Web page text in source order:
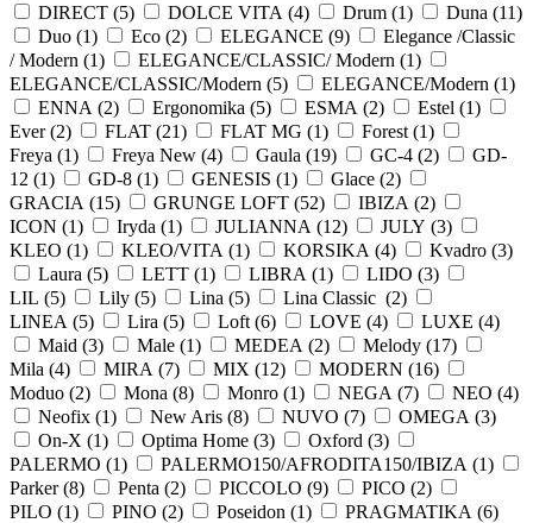
DIRECT (5) DOLCE VITA (4) Drum (1) Duna (11)
Duo (1) Eco (2) ELEGANCE (9)
Elegance /Classic
/ Modern (1) ELEGANCE/CLASSIC/ Modern (1)
ELEGANCE/CLASSIC/Modern (5) ELEGANCE/Modern (1)
ENNA (2) Ergonomika (5) ESMA (2) Estel (1)
Ever (2) FLAT (21) FLAT MG (1) Forest (1)
Freya (1) Freya New (4) Gaula (19) GC-4 (2)
GD-
12 (1) GD-8 (1) GENESIS (1) Glace (2)
GRACIA (15) GRUNGE LOFT (52) IBIZA (2)
ICON (1) Iryda (1) JULIANNA (12) JULY (3)
KLEO (1) KLEO/VITA (1) KORSIKA (4) Kvadro (3)
Laura (5) LETT (1) LIBRA (1) LIDO (3)
LIL (5) Lily (5) Lina (5) Lina Classic (2)
LINEA (5) Lira (5) Loft (6) LOVE (4) LUXE (4)
Maid (3) Male (1) MEDEA (2) Melody (17)
Mila (4) MIRA (7) MIX (12) MODERN (16)
Moduo (2) Mona (8) Monro (1) NEGA (7) NEO (4)
Neofix (1) New Aris (8) NUVO (7) OMEGA (3)
On-X (1) Optima Home (3) Oxford (3)
PALERMO (1) PALERMO150/AFRODITA150/IBIZA (1)
Parker (8) Penta (2) PICCOLO (9) PICO (2)
PILO (1) PINO (2) Poseidon (1) PRAGMATIKA (6)